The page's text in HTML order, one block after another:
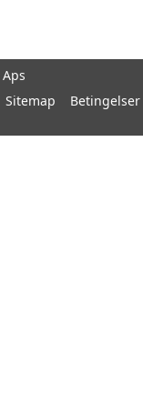
Sitemap Betingelser